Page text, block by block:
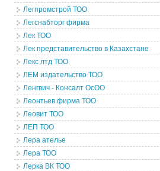
Легпромстрой ТОО
Легснабторг фирма
Лек ТОО
Лек представительство в Казахстане
Лекс лтд ТОО
ЛЕМ издательство ТОО
Ленгвич - Консалт ОсОО
Леонтьев фирма ТОО
Леовит ТОО
ЛЕП ТОО
Лера ателье
Лера ТОО
Лерка ВК ТОО